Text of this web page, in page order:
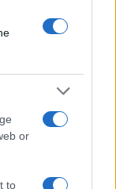
or
to